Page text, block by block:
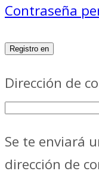
Contraseña
Registro en
Dirección de
Se te enviará
dirección de